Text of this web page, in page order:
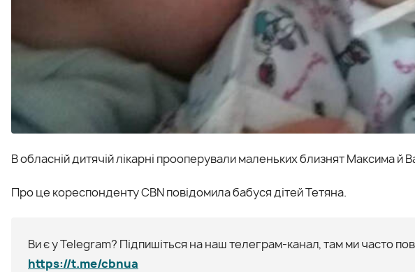
В обласній дитячій лікарні прооперували маленьких близнят Максима й
Про це кореспонденту CBN повідомила бабуся дітей Тетяна.
Ви є у Telegram? Підпишіться на наш телеграм-канал, там ми часто
https://t.me/cbnua